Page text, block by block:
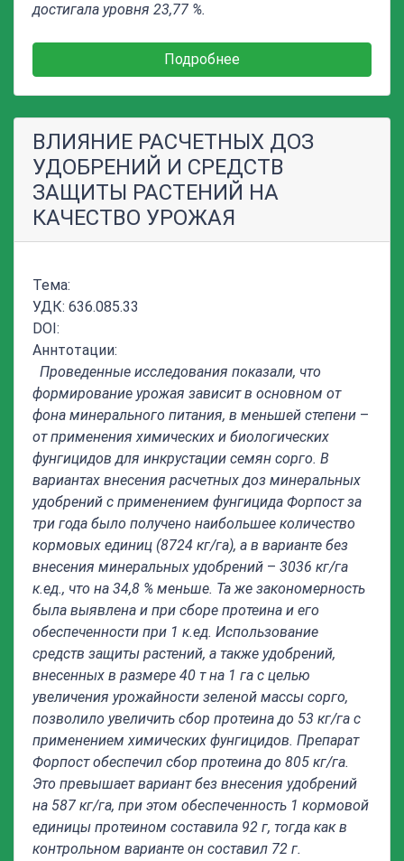
достигала уровня 23,77 %.
Подробнее
ВЛИЯНИЕ РАСЧЕТНЫХ ДОЗ
УДОБРЕНИЙ И СРЕДСТВ
ЗАЩИТЫ РАСТЕНИЙ НА
КАЧЕСТВО УРОЖАЯ
Тема:
УДК: 636.085.33
DOI:
Аннтотации:
Проведенные исследования показали, что
формирование урожая зависит в основном от
фона минерального питания, в меньшей степени –
от применения химических и биологических
фунгицидов для инкрустации семян сорго. В
вариантах внесения расчетных доз минеральных
удобрений с применением фунгицида Форпост за
три года было получено наибольшее количество
кормовых единиц (8724 кг/га), а в варианте без
внесения минеральных удобрений – 3036 кг/га
к.ед., что на 34,8 % меньше. Та же закономерность
была выявлена и при сборе протеина и его
обеспеченности при 1 к.ед. Использование
средств защиты растений, а также удобрений,
внесенных в размере 40 т на 1 га с целью
увеличения урожайности зеленой массы сорго,
позволило увеличить сбор протеина до 53 кг/га с
применением химических фунгицидов. Препарат
Форпост обеспечил сбор протеина до 805 кг/га.
Это превышает вариант без внесения удобрений
на 587 кг/га, при этом обеспеченность 1 кормовой
единицы протеином составила 92 г, тогда как в
контрольном варианте он составил 72 г.